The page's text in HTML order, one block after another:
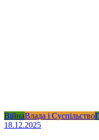
ВійнаВлада і Суспільство
18.12.2025